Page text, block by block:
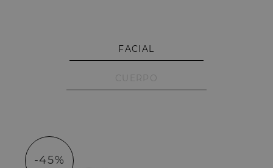
FACIAL
CUERPO
-45%